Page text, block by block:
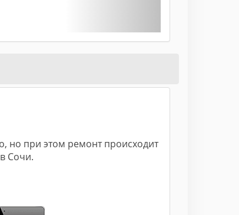
но при этом ремонт происходит
Сочи.